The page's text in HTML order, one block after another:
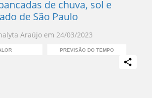
de chuva, sol e
de São Paulo
Araújo em 24/03/2023
PREVISÃO DO TEMPO